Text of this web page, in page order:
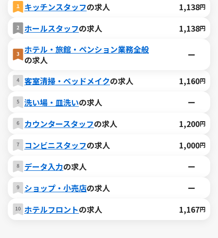
キッチンスタッフの求人 1,138円
ホールスタッフの求人 1,138円
ホテル・旅館・ペンション業務全般
の求人
ー
客室清掃・ベッドメイクの求人 1,160円
洗い場・皿洗いの求人
ー
カウンタースタッフの求人 1,200円
コンビニスタッフの求人 1,000円
データ入力の求人
ー
ショップ・小売店の求人
ー
ホテルフロントの求人 1,167円